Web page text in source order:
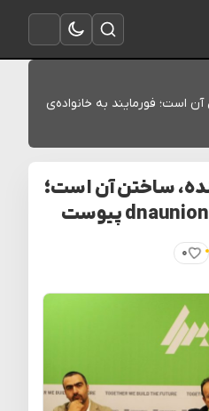
باز کردن منو
تغییر به حالت تاریک
باز کردن جستجو
است؛ فورمایند به خانواده‌ی
ساختن آن است؛
۰
پسندیدن